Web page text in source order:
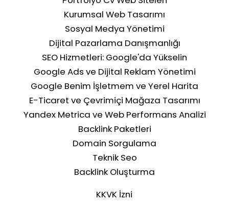
SEO Uyumlu Blog Yazısı Yazmak İçin
Adımlar
Kurumsal Web Tasarımı
Sosyal Medya Yönetimi
Dijital Pazarlama Danışmanlığı
SEO Hizmetleri: Google'da Yükselin
Google Ads ve Dijital Reklam Yönetimi
Google Benim İşletmem ve Yerel Harita
E-Ticaret ve Çevrimiçi Mağaza Tasarımı
Yandex Metrica ve Web Performans Analizi
Backlink Paketleri
Domain Sorgulama
Teknik Seo
Backlink Oluşturma
KKVK İzni